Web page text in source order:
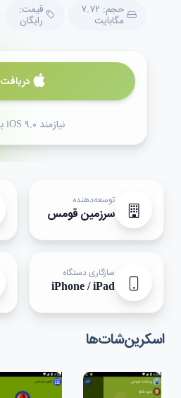
حجم: ۷.۷۲
مگابایت
قیمت:
رایگان
دریافت
نیازمند iOS ۹.۰ به بالا
توسعه‌دهنده
سرزمین قومس
سازگاری دستگاه
iPhone / iPad
اسکرین‌شات‌ها